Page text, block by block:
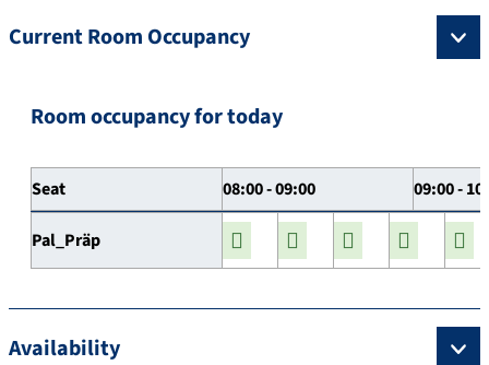
Current Room Occupancy
Room occupancy for today
Seat 08:00 - 09:00 09:00 -
Pal_Präp
Availability